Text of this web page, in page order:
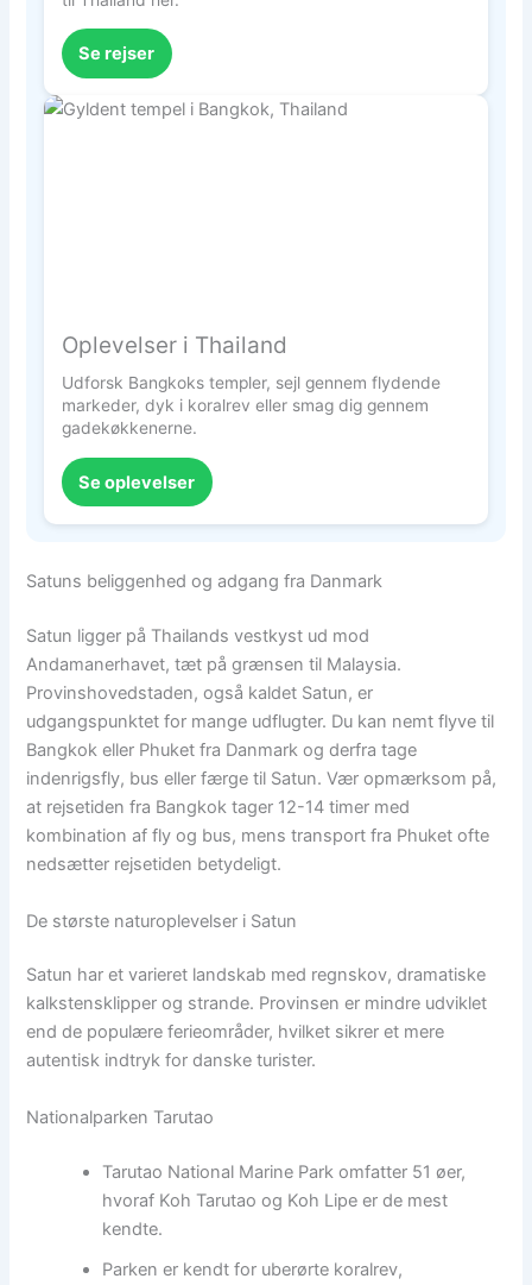
Se rejser
Oplevelser i Thailand
Udforsk Bangkoks templer, sejl gennem flydende
markeder, dyk i koralrev eller smag dig gennem
gadekøkkenerne.
Se oplevelser
Satuns beliggenhed og adgang fra Danmark
Satun ligger på Thailands vestkyst ud mod
Andamanerhavet, tæt på grænsen til Malaysia.
Provinshovedstaden, også kaldet Satun, er
udgangspunktet for mange udflugter. Du kan nemt flyve til
Bangkok eller Phuket fra Danmark og derfra tage
indenrigsfly, bus eller færge til Satun. Vær opmærksom på,
at rejsetiden fra Bangkok tager 12-14 timer med
kombination af fly og bus, mens transport fra Phuket ofte
nedsætter rejsetiden betydeligt.
De største naturoplevelser i Satun
Satun har et varieret landskab med regnskov, dramatiske
kalkstensklipper og strande. Provinsen er mindre udviklet
end de populære ferieområder, hvilket sikrer et mere
autentisk indtryk for danske turister.
Nationalparken Tarutao
Tarutao National Marine Park omfatter 51 øer,
hvoraf Koh Tarutao og Koh Lipe er de mest
kendte.
Parken er kendt for uberørte koralrev,